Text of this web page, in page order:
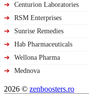
➔
Centurion Laboratories
➔
RSM Enterprises
➔
Sunrise Remedies
➔
Hab Pharmaceuticals
➔
Wellona Pharma
➔
Mednova
2026 © zenboosters.ro